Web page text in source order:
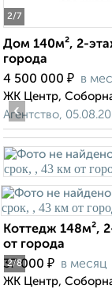
2/7
Дом 140м², 2-
города
4 500 000 ₽ в
ЖК Центр,
Агентство,
2/8
‹
Коттедж 148м²,
от города
37 000 ₽ в месяц
ЖК Центр,